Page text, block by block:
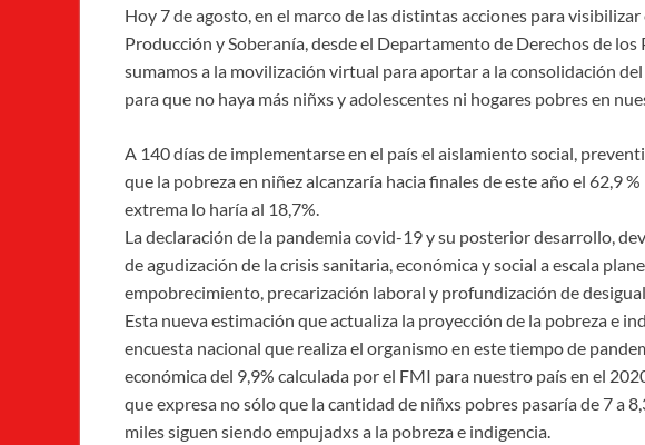
Hoy 7 de agosto, en el marco de las distintas acciones para
Producción y Soberanía, desde el Departamento de Derechos de
sumamos a la movilización virtual para aportar a la consolidación
para que no haya más niñxs y adolescentes ni hogares pobres en
A 140 días de implementarse en el país el aislamiento social,
que la pobreza en niñez alcanzaría hacia finales de este año el 62,9
extrema lo haría al 18,7%.
La declaración de la pandemia covid-19 y su posterior desarrollo,
de agudización de la crisis sanitaria, económica y social a escala
empobrecimiento, precarización laboral y profundización de
Esta nueva estimación que actualiza la proyección de la pobreza e
encuesta nacional que realiza el organismo en este tiempo de
económica del 9,9% calculada por el FMI para nuestro país en el
que expresa no sólo que la cantidad de niñxs pobres pasaría de 7 a
miles siguen siendo empujadxs a la pobreza e indigencia.